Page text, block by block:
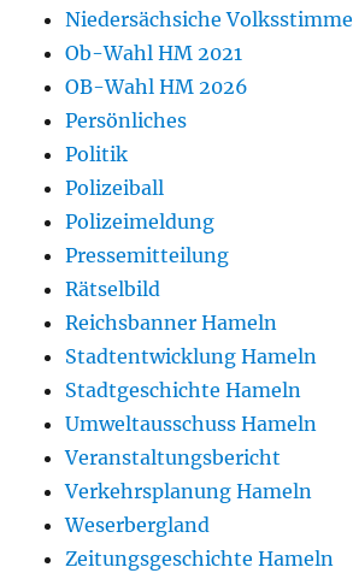
Niedersächsiche Volksstimme
Ob-Wahl HM 2021
OB-Wahl HM 2026
Persönliches
Politik
Polizeiball
Polizeimeldung
Pressemitteilung
Rätselbild
Reichsbanner Hameln
Stadtentwicklung Hameln
Stadtgeschichte Hameln
Umweltausschuss Hameln
Veranstaltungsbericht
Verkehrsplanung Hameln
Weserbergland
Zeitungsgeschichte Hameln